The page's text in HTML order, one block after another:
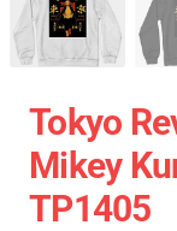
Tokyo
Mikey
TP1405